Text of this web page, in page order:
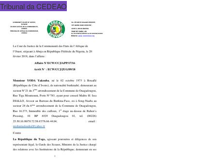
Tribunal da CEDEAO